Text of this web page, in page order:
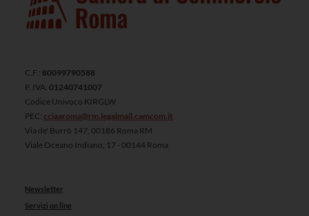
C.F.: 80099790588
P. IVA: 01240741007
Codice Univoco KIRGLW
PEC: cciaaroma@rm.legalmail.camcom.it
Via de' Burrò 147, 00186 Roma RM
Viale Oceano Indiano, 17 - 00144 Roma
Newsletter
Servizi on line